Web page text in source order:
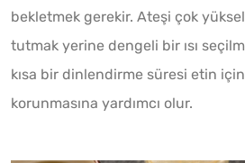
bekletmek gerekir. Ateşi çok
tutmak yerine dengeli bir ısı
kısa bir dinlendirme süresi etin
korunmasına yardımcı olur.